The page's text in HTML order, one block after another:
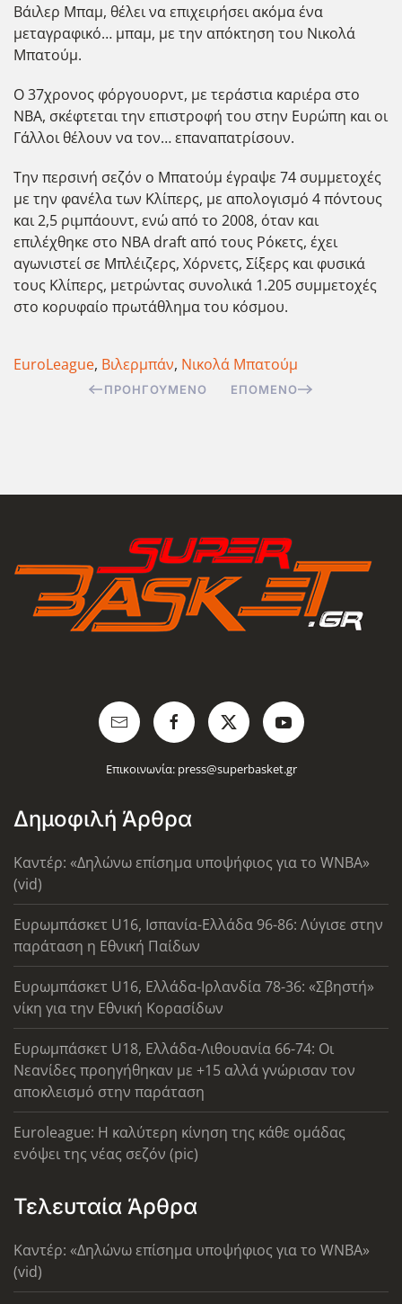
Βάιλερ Μπαμ, θέλει να επιχειρήσει ακόμα ένα
μεταγραφικό… μπαμ, με την απόκτηση του Νικολά
Μπατούμ.
Ο 37χρονος φόργουορντ, με τεράστια καριέρα στο
ΝΒΑ, σκέφτεται την επιστροφή του στην Ευρώπη και οι
Γάλλοι θέλουν να τον… επαναπατρίσουν.
Την περσινή σεζόν ο Μπατούμ έγραψε 74 συμμετοχές
με την φανέλα των Κλίπερς, με απολογισμό 4 πόντους
και 2,5 ριμπάουντ, ενώ από το 2008, όταν και
επιλέχθηκε στο NBA draft από τους Ρόκετς, έχει
αγωνιστεί σε Μπλέιζερς, Χόρνετς, Σίξερς και φυσικά
τους Κλίπερς, μετρώντας συνολικά 1.205 συμμετοχές
στο κορυφαίο πρωτάθλημα του κόσμου.
EuroLeague, Βιλερμπάν, Νικολά Μπατούμ
ΠΡΟΗΓΟΎΜΕΝΟ ΕΠΌΜΕΝΟ
Επικοινωνία: press@superbasket.gr
Δημοφιλή Άρθρα
Καντέρ: «Δηλώνω επίσημα υποψήφιος για το WNBA»
(vid)
Ευρωμπάσκετ U16, Ισπανία-Ελλάδα 96-86: Λύγισε στην
παράταση η Εθνική Παίδων
Ευρωμπάσκετ U16, Ελλάδα-Ιρλανδία 78-36: «Σβηστή»
νίκη για την Εθνική Κορασίδων
Ευρωμπάσκετ U18, Ελλάδα-Λιθουανία 66-74: Οι
Νεανίδες προηγήθηκαν με +15 αλλά γνώρισαν τον
αποκλεισμό στην παράταση
Euroleague: Η καλύτερη κίνηση της κάθε ομάδας
ενόψει της νέας σεζόν (pic)
Τελευταία Άρθρα
Καντέρ: «Δηλώνω επίσημα υποψήφιος για το WNBA»
(vid)